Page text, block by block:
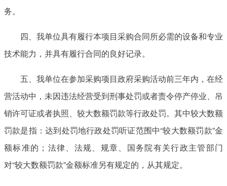
务。
四、我单位具有履行本项目采购合同所必需的设备和专业
技术能力，并具有履行合同的良好记录。
五、我单位在参加采购项目政府采购活动前三年内，在经
营活动中，未因违法经营受到刑事处罚或者责令停产停业、吊
销许可证或者执照、较大数额罚款等行政处罚。其中较大数额
罚款是指：达到处罚地行政处罚听证范围中“较大数额罚款”金
额标准的；法律、法规、规章、国务院有关行政主管部门
对“较大数额罚款”金额标准另有规定的，从其规定。